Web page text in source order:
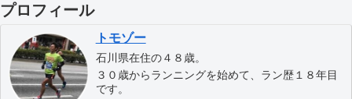
プロフィール
トモゾー
石川県在住の４８歳。
３０歳からランニングを始めて、ラン歴１８年目
です。